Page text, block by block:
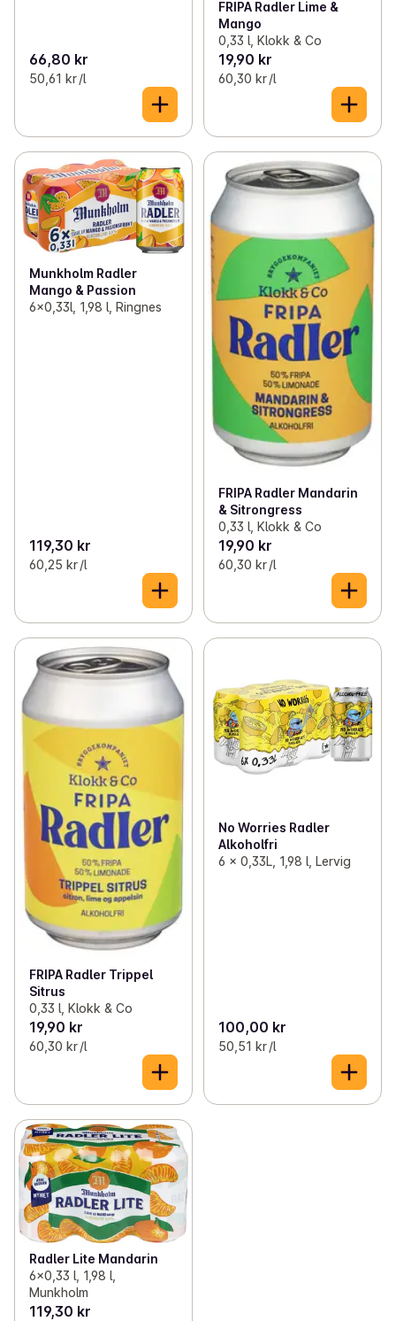
✓ Kakao og sjokoladepulver (12)
(16)
(3)
66,80 kr
50,61 kr /l
FRIPA Radler Lime &
Mango
0,33 l, Klokk & Co
19,90 kr
60,30 kr /l
Munkholm Radler
Mango & Passion
6x0,33l, 1,98 l, Ringnes
119,30 kr
60,25 kr /l
FRIPA Radler Mandarin
& Sitrongress
0,33 l, Klokk & Co
19,90 kr
60,30 kr /l
FRIPA Radler Trippel
Sitrus
0,33 l, Klokk & Co
19,90 kr
60,30 kr /l
No Worries Radler
Alkoholfri
6 x 0,33L, 1,98 l, Lervig
100,00 kr
50,51 kr /l
Radler Lite Mandarin
6x0,33 l, 1,98 l,
Munkholm
119,30 kr